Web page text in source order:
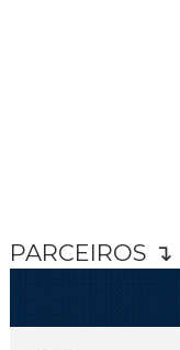
PARCEIROS ↴